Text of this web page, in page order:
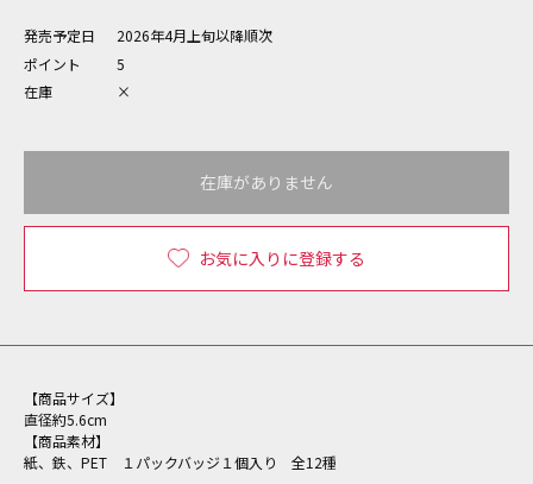
発売予定日
2026年4月上旬以降順次
ポイント
5
在庫
×
お気に入りに登録する
在庫がありません
【商品サイズ】
直径約5.6cm
【商品素材】
紙、鉄、PET １パックバッジ１個入り 全12種